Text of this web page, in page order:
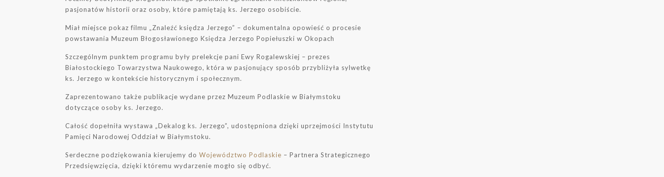
pasjonatów historii oraz osoby, które pamiętają ks. Jerzego osobiście.
Miał miejsce pokaz filmu „Znaleźć księdza Jerzego” – dokumentalna opowieść o procesie
powstawania Muzeum Błogosławionego Księdza Jerzego Popiełuszki w Okopach
Szczególnym punktem programu były prelekcje pani Ewy Rogalewskiej – prezes
Białostockiego Towarzystwa Naukowego, która w pasjonujący sposób przybliżyła sylwetkę
ks. Jerzego w kontekście historycznym i społecznym.
Zaprezentowano także publikacje wydane przez Muzeum Podlaskie w Białymstoku
dotyczące osoby ks. Jerzego.
Całość dopełniła wystawa „Dekalog ks. Jerzego”, udostępniona dzięki uprzejmości Instytutu
Pamięci Narodowej Oddział w Białymstoku.
Serdeczne podziękowania kierujemy doWojewództwo Podlaskie – Partnera Strategicznego
Przedsięwzięcia, dzięki któremu wydarzenie mogło się odbyć.